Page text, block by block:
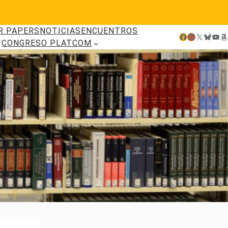
PAPERS NOTICIAS ENCUENTROS
CONGRESO PLATCOM
Facebook LinkedIn X Bluesky YouTube Amazon